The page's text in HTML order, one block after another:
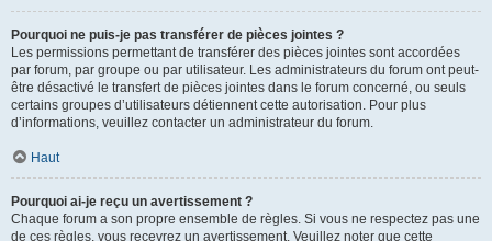
Pourquoi ne puis-je pas transférer de pièces jointes ?
Les permissions permettant de transférer des pièces jointes sont accordées
par forum, par groupe ou par utilisateur. Les administrateurs du forum ont peut-
être désactivé le transfert de pièces jointes dans le forum concerné, ou seuls
certains groupes d’utilisateurs détiennent cette autorisation. Pour plus
d’informations, veuillez contacter un administrateur du forum.
Haut
Pourquoi ai-je reçu un avertissement ?
Chaque forum a son propre ensemble de règles. Si vous ne respectez pas une
de ces règles, vous recevrez un avertissement. Veuillez noter que cette